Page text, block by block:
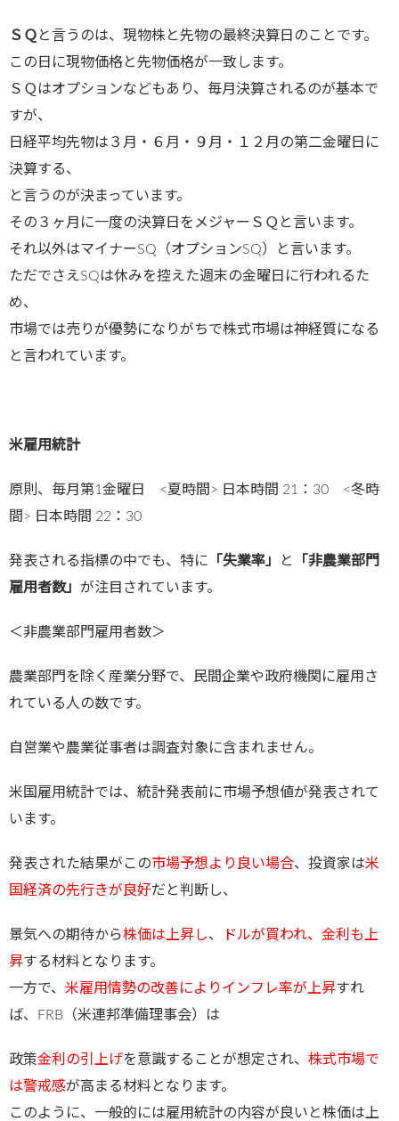
ＳＱ と言うのは、現物株と先物の最終決算日のことです。
この日に現物価格と先物価格が一致します。
ＳＱはオプションなどもあり、毎月決算されるのが基本で
すが、
日経平均先物は３月・６月・９月・１２月の第二金曜日に
決算する、
と言うのが決まっています。
その３ヶ月に一度の決算日をメジャーＳＱと言います。
それ以外はマイナーSQ（オプションSQ）と言います。
ただでさえSQは休みを控えた週末の金曜日に行われるた
め、
市場では売りが優勢になりがちで株式市場は神経質になる
と言われています。
米雇用統計
原則、毎月第1金曜日 <夏時間> 日本時間 21：30 <冬時
間> 日本時間 22：30
発表される指標の中でも、特に 「失業率」 と
「非農業部門
雇用者数」 が注目されています。
＜非農業部門雇用者数＞
農業部門を除く産業分野で、民間企業や政府機関に雇用さ
れている人の数です。
自営業や農業従事者は調査対象に含まれません。
米国雇用統計では、統計発表前に市場予想値が発表されて
います。
発表された結果がこの市場予想より良い場合、投資家は米
国経済の先行きが良好だと判断し、
景気への期待から株価は上昇し、
ドルが買われ、金利も上
昇する材料となります。
一方で、 米雇用情勢の改善によりインフレ率が上昇すれ
ば、FRB（米連邦準備理事会）は
政策金利の引上げを意識することが想定され、 株式市場で
は警戒感が高まる材料となります。
このように、一般的には雇用統計の内容が良いと株価は上